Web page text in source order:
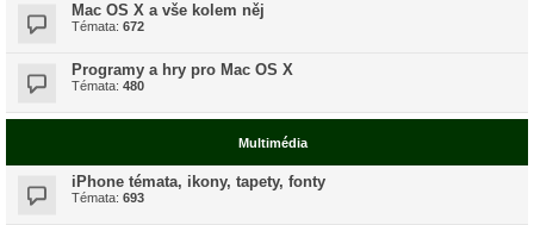
Mac OS X a vše kolem něj
Témata: 672
Programy a hry pro Mac OS X
Témata: 480
Multimédia
iPhone témata, ikony, tapety, fonty
Témata: 693